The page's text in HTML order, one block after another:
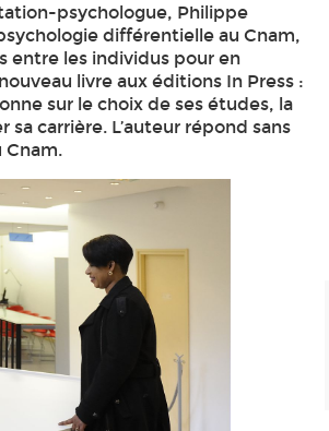
psychologue, Philippe
différentielle au Cnam,
entre les individus pour en
livre aux éditions In Press :
sur le choix de ses études, la
carrière. L’auteur répond sans
Cnam.